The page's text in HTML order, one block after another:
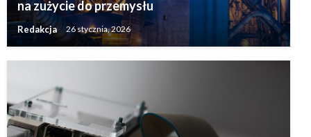
na zużycie do przemysłu
Redakcja 26 stycznia, 2026